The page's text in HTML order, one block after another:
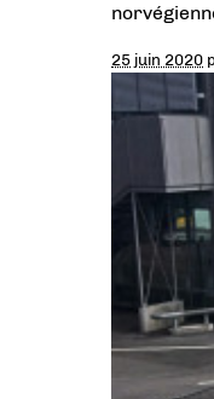
25 juin 2020